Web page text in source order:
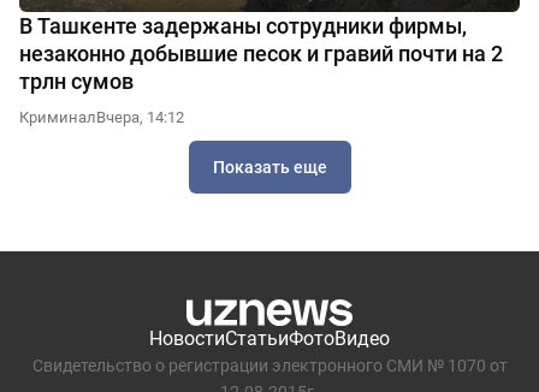
В Ташкенте задержаны сотрудники фирмы,
незаконно добывшие песок и гравий почти на 2
трлн сумов
КриминалВчера, 14:12
Показать еще
НовостиСтатьиФотоВидео
Свидетельство о регистрации электронного СМИ № 1070 от